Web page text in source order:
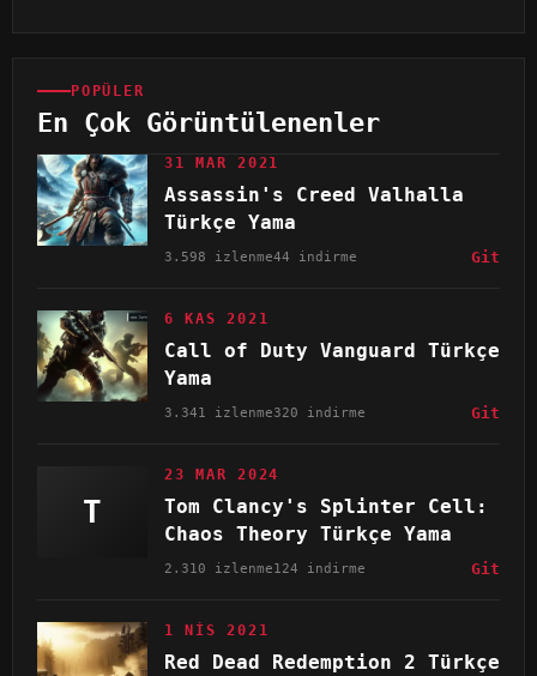
POPÜLER
En Çok Görüntülenenler
31 MAR 2021
Assassin's Creed Valhalla
Türkçe Yama
3.598 izlenme44 indirme Git
6 KAS 2021
Call of Duty Vanguard Türkçe
Yama
3.341 izlenme320 indirme Git
T
23 MAR 2024
Tom Clancy's Splinter Cell:
Chaos Theory Türkçe Yama
2.310 izlenme124 indirme Git
1 NIS 2021
Red Dead Redemption 2 Türkçe